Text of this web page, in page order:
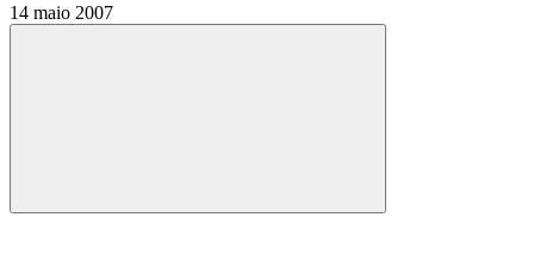
14 maio 2007
Compartilhar